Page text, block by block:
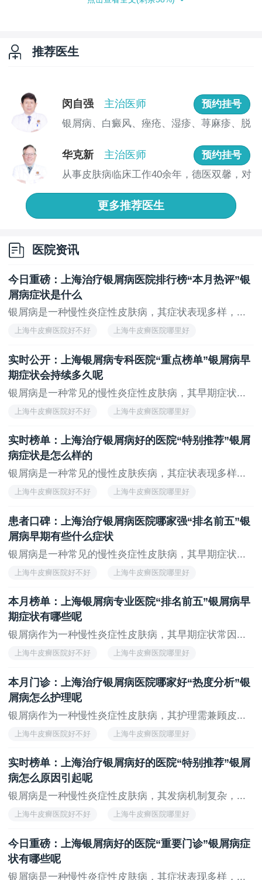
疤痕防治系统等设备，可针对银屑病不同类型和病程阶
段，开展激光治疗、药浴、中药熏蒸等特色疗法。此
诊疗模式上，医院推行“一医一患一诊室”制度，注
重保护患者隐私。同时，通过优化挂号流程、提供网络
预约等便民服务，减少患者候诊时间。针对外地患者，
医院还推出路费定额补贴等惠民措施，体现人文关怀。
在患者服务方面，医院不仅关注疾病治疗，还重视
健康宣教与心理疏导。通过定期开展科普讲座、发放健
康手册等方式，帮助患者了解银屑病防治知识，建立科
式，有助于提升患者的生活质量。
银屑病诊疗领域形成了独特*。其专业的医疗团队、*的
设备配置、人性化的服务理念，共同构建了值得信赖的
诊疗平台，为银屑病患者提供了更多选择。
上一页 下一页
推荐医生
闵自强 主治医师
预约挂号
银屑病、白癜风、痤疮、湿疹、荨麻疹、脱
华克新 主治医师
预约挂号
从事皮肤病临床工作40余年，德医双馨，对
更多推荐医生
医院资讯
今日重磅：上海治疗银屑病医院排行榜“本月热评”银
屑病症状是什么
银屑病是一种慢性炎症性皮肤病，其症状表现多样，...
上海牛皮癣医院好不好 上海牛皮癣医院哪里好
上海治疗牛皮癣医院
实时公开：上海银屑病专科医院“重点榜单”银屑病早
期症状会持续多久呢
银屑病是一种常见的慢性炎症性皮肤病，其早期症状...
上海牛皮癣医院好不好 上海牛皮癣医院哪里好
上海治疗牛皮癣医院
实时榜单：上海治疗银屑病好的医院“特别推荐”银屑
病症状是怎么样的
银屑病是一种常见的慢性皮肤疾病，其症状表现多样...
上海牛皮癣医院好不好 上海牛皮癣医院哪里好
上海治疗牛皮癣医院
患者口碑：上海治疗银屑病医院哪家强“排名前五”银
屑病早期有些什么症状
银屑病是一种常见的慢性炎症性皮肤病，其早期症状...
上海牛皮癣医院好不好 上海牛皮癣医院哪里好
上海治疗牛皮癣医院
本月榜单：上海银屑病专业医院“排名前五”银屑病早
期症状有哪些呢
银屑病作为一种慢性炎症性皮肤病，其早期症状常因...
上海牛皮癣医院好不好 上海牛皮癣医院哪里好
上海治疗牛皮癣医院
本月门诊：上海治疗银屑病医院哪家好“热度分析”银
屑病怎么护理呢
银屑病作为一种慢性炎症性皮肤病，其护理需兼顾皮...
上海牛皮癣医院好不好 上海牛皮癣医院哪里好
上海牛皮癣推荐医院
实时榜单：上海治疗银屑病好的医院“特别推荐”银屑
病怎么原因引起呢
银屑病是一种慢性炎症性皮肤病，其发病机制复杂，...
上海牛皮癣医院好不好 上海牛皮癣医院哪里好
上海牛皮癣推荐医院
今日重磅：上海银屑病好的医院“重要门诊”银屑病症
状有哪些呢
银屑病是一种慢性炎症性皮肤病，其症状表现多样，...